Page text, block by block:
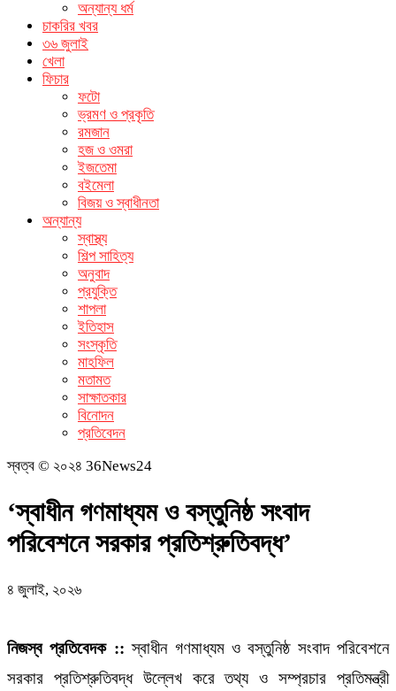
অন্যান্য ধর্ম
চাকরির খবর
৩৬ জুলাই
খেলা
ফিচার
ফটো
ভ্রমণ ও প্রকৃতি
রমজান
হজ ও ওমরা
ইজতেমা
বইমেলা
বিজয় ও স্বাধীনতা
অন্যান্য
স্বাস্থ্য
শিল্প সাহিত্য
অনুবাদ
প্রযুক্তি
শাপলা
ইতিহাস
সংস্কৃতি
মাহফিল
মতামত
সাক্ষাতকার
বিনোদন
প্রতিবেদন
স্বত্ব © ২০২৪ 36News24
‘স্বাধীন গণমাধ্যম ও বস্তুনিষ্ঠ সংবাদ
পরিবেশনে সরকার প্রতিশ্রুতিবদ্ধ’
৪ জুলাই, ২০২৬
নিজস্ব প্রতিবেদক :: স্বাধীন গণমাধ্যম ও বস্তুনিষ্ঠ সংবাদ পরিবেশনে
সরকার প্রতিশ্রুতিবদ্ধ উল্লেখ করে তথ্য ও সম্প্রচার প্রতিমন্ত্রী